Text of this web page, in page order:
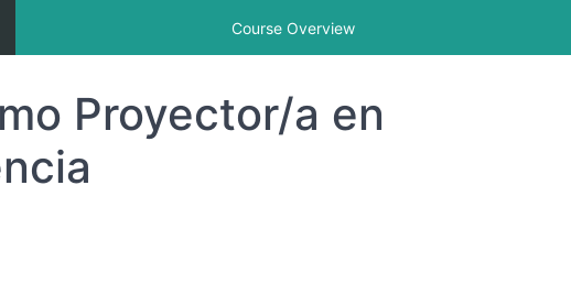
Course Overview
Proyector/a en